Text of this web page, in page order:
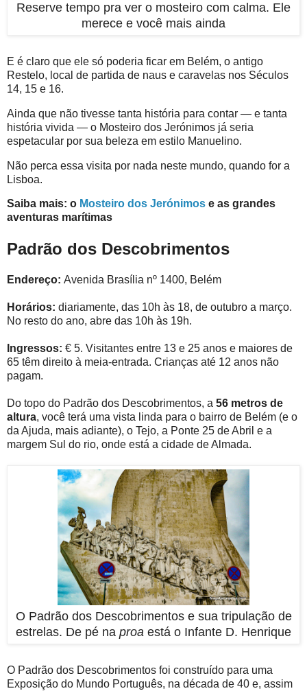
Reserve tempo pra ver o mosteiro com calma. Ele
merece e você mais ainda
E é claro que ele só poderia ficar em Belém, o antigo
Restelo, local de partida de naus e caravelas nos Séculos
14, 15 e 16.
Ainda que não tivesse tanta história para contar — e tanta
história vivida — o Mosteiro dos Jerónimos já seria
espetacular por sua beleza em estilo Manuelino.
Não perca essa visita por nada neste mundo, quando for a
Lisboa.
Saiba mais: o Mosteiro dos Jerónimos e as grandes
aventuras marítimas
Padrão dos Descobrimentos
Endereço: Avenida Brasília nº 1400, Belém
Horários: diariamente, das 10h às 18, de outubro a março.
No resto do ano, abre das 10h às 19h.
Ingressos: € 5. Visitantes entre 13 e 25 anos e maiores de
65 têm direito à meia-entrada. Crianças até 12 anos não
pagam.
Do topo do Padrão dos Descobrimentos, a 56 metros de
altura, você terá uma vista linda para o bairro de Belém (e o
da Ajuda, mais adiante), o Tejo, a Ponte 25 de Abril e a
margem Sul do rio, onde está a cidade de Almada.
O Padrão dos Descobrimentos e sua tripulação de
estrelas. De pé na proa está o Infante D. Henrique
O Padrão dos Descobrimentos foi construído para uma
Exposição do Mundo Português, na década de 40 e, assim